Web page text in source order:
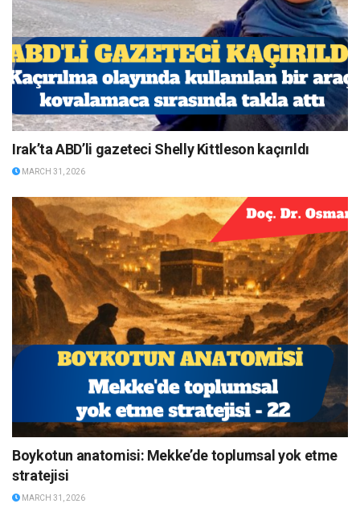
Irak’ta ABD’li gazeteci Shelly Kittleson kaçırıldı
MARCH 31, 2026
Boykotun anatomisi: Mekke’de toplumsal yok etme
stratejisi
MARCH 31, 2026